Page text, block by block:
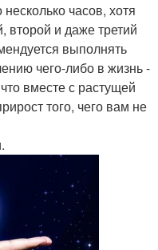
часов, хотя
второй и даже третий
выполнять
чего-либо в жизнь -
вместе с растущей
того, чего вам не